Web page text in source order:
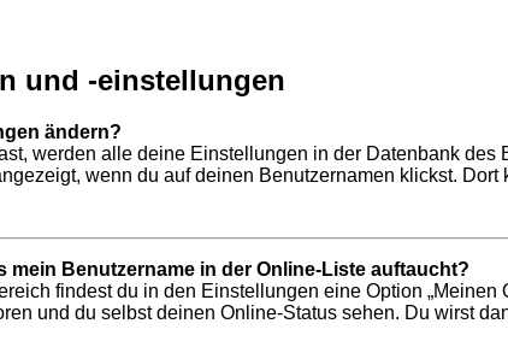
und -einstellungen
ändern?
werden alle deine Einstellungen in der Datenbank
wenn du auf deinen Benutzernamen klickst.
mein Benutzername in der Online-Liste auftaucht?
findest du in den Einstellungen eine Option
und du selbst deinen Online-Status sehen. Du wirst